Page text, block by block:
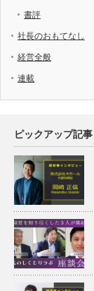
書評
社長のおもてなし
経営全般
連載
ピックアップ記事